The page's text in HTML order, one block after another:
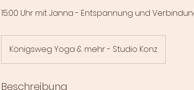
15:00 Uhr mit Janna - Entspannung und
Königsweg Yoga & mehr - Studio Konz
Beschreibung